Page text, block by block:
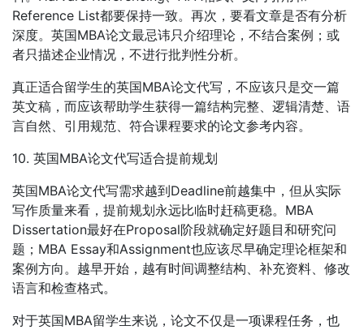
Reference List都要保持一致。再次，要看文章是否有分析
深度。英国MBA论文最忌讳只介绍理论，不结合案例；或
者只描述企业情况，不进行批判性分析。
真正适合留学生的英国MBA论文代写，不应该只是交一篇
英文稿，而应该帮助学生获得一篇结构完整、逻辑清楚、语
言自然、引用规范、符合课程要求的论文参考内容。
10. 英国MBA论文代写适合提前规划
英国MBA论文代写需求越到Deadline前越集中，但从实际
写作质量来看，提前规划永远比临时赶稿更稳。MBA
Dissertation最好在Proposal阶段就确定好题目和研究问
题；MBA Essay和Assignment也应该尽早确定理论框架和
案例方向。越早开始，越有时间调整结构、补充资料、修改
语言和检查格式。
对于英国MBA留学生来说，论文不仅是一项课程任务，也